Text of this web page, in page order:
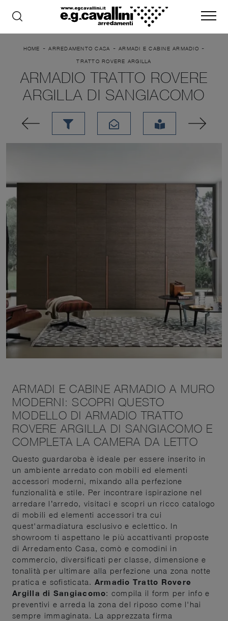
HOME -ARREDAMENTO CASA -ARMADI E CABINE ARMADIO -
TRATTO ROVERE ARGILLA
ARMADIO TRATTO ROVERE
ARGILLA DI SANGIACOMO
ARMADI E CABINE ARMADIO A MURO
MODERNI: SCOPRI QUESTO
MODELLO DI ARMADIO TRATTO
ROVERE ARGILLA DI SANGIACOMO E
COMPLETA LA CAMERA DA LETTO
Questo guardaroba è ideale per essere inserito in
un ambiente arredato con mobili ed elementi
accessori moderni, mixando alla perfezione
funzionalità e stile. Per incontrare ispirazione nel
arredare l’arredo, visitaci e scopri un ricco catalogo
di mobili ed elementi accessori tra cui
quest'armadiatura esclusivo e eclettico. In
showroom ti aspettano le più accattivanti proposte
di Arredamento Casa, comò e comodini in
commercio, diversificati per classe, dimensione e
tonalità per ultimare alla perfezione una zona notte
pratica e sofisticata. Armadio Tratto Rovere
Argilla di Sangiacomo: compila il form per info e
preventivi e arreda la zona del riposo come l'hai
sempre immaginata. La apprezzata firma